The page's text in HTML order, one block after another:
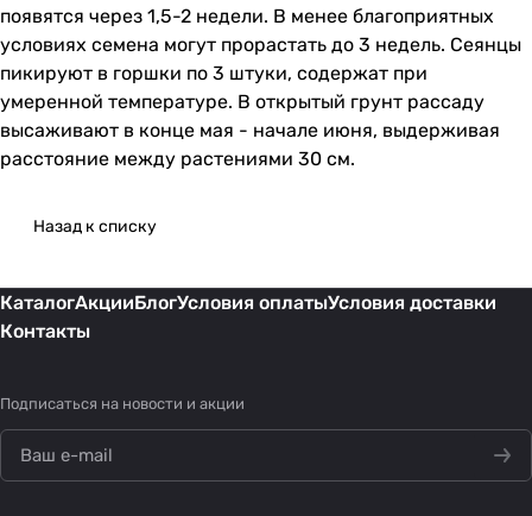
появятся через 1,5-2 недели. В менее благоприятных
условиях семена могут прорастать до 3 недель. Сеянцы
пикируют в горшки по 3 штуки, содержат при
умеренной температуре. В открытый грунт рассаду
высаживают в конце мая - начале июня, выдерживая
расстояние между растениями 30 см.
Назад к списку
КаталогАкцииБлогУсловия оплатыУсловия доставки
Контакты
Подписаться на новости и акции